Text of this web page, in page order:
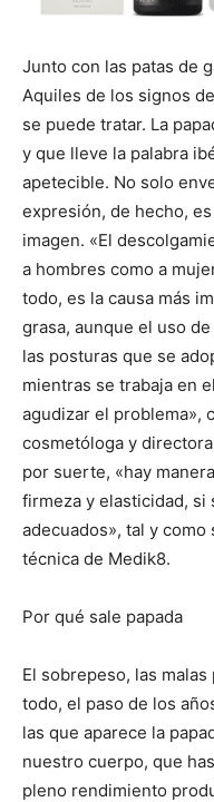
Junto con las patas de
Aquiles de los signos
se puede tratar. La
y que lleve la palabra
apetecible. No solo
expresión, de hecho,
imagen. «El
a hombres como a
todo, es la causa más
grasa, aunque el uso
las posturas que se
mientras se trabaja en
agudizar el problema»,
cosmetóloga y
por suerte, «hay
firmeza y elasticidad,
adecuados», tal y
técnica de Medik8.
Por qué sale papada
El sobrepeso, las
todo, el paso de los
las que aparece la
nuestro cuerpo, que
pleno rendimiento